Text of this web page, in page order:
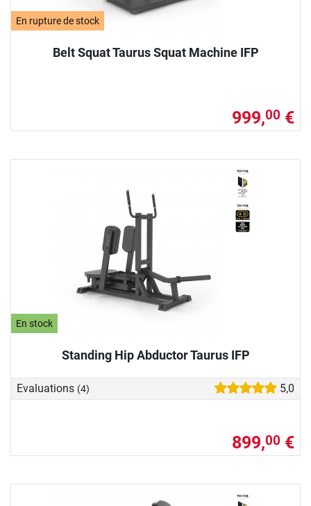
En rupture de stock
Belt Squat Taurus Squat Machine IFP
999,00 €
En stock
Standing Hip Abductor Taurus IFP
Evaluations (4) 5,0
899,00 €